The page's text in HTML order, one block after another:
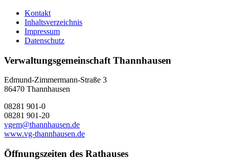
Kontakt
Inhaltsverzeichnis
Impressum
Datenschutz
Verwaltungsgemeinschaft Thannhausen
Edmund-Zimmermann-Straße 3
86470 Thannhausen
08281 901-0
08281 901-20
vgem@thannhausen.de
www.vg-thannhausen.de
Öffnungszeiten des Rathauses